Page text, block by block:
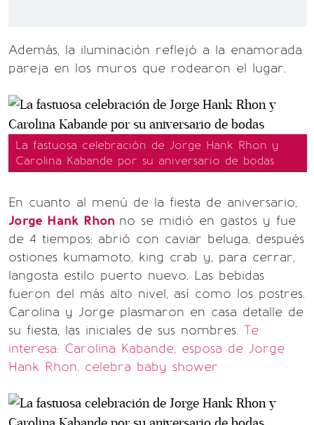
Además, la iluminación reflejó a la enamorada
pareja en los muros que rodearon el lugar.
La fastuosa celebración de Jorge Hank Rhon y
Carolina Kabande por su aniversario de bodas
En cuanto al menú de la fiesta de aniversario,
Jorge Hank Rhon no se midió en gastos y fue
de 4 tiempos: abrió con caviar beluga, después
ostiones kumamoto, king crab y, para cerrar,
langosta estilo puerto nuevo. Las bebidas
fueron del más alto nivel, así como los postres.
Carolina y Jorge plasmaron en casa detalle de
su fiesta, las iniciales de sus nombres. Te
interesa: Carolina Kabande, esposa de Jorge
Hank Rhon, celebra baby shower